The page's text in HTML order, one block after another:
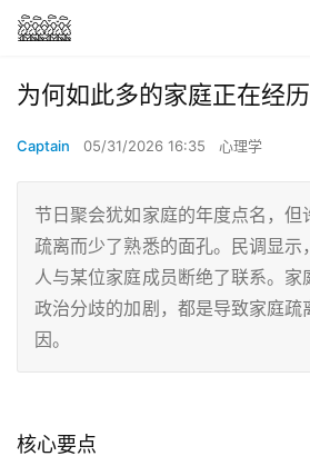
为何如此多的家庭正在经
Captain 05/31/2026 16:35 心理学
节日聚会犹如家庭的年度点名，但
疏离而少了熟悉的面孔。民调显示
人与某位家庭成员断绝了联系。家
政治分歧的加剧，都是导致家庭疏
因。
核心要点